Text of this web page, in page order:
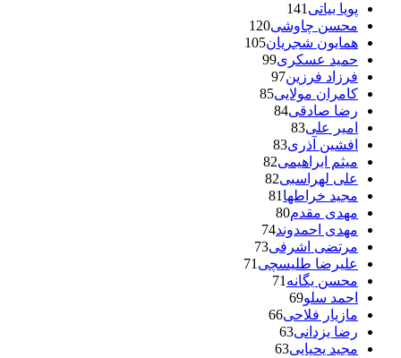
پویا بیاتی 141
محسن چاوشی120
همایون شجریان105
حمید عسکری99
فرزاد فرزین97
کامران مولایی85
رضا صادقی84
امیر علی83
افشین آذری83
میثم ابراهیمی82
علی لهراسبی82
مجید خراطها 81
مهدی مقدم80
مهدی احمدوند74
مرتضی اشرفی73
علیرضا طلیسچی 71
محسن یگانه 71
احمد سلو69
مازیار فلاحی66
رضا یزدانی63
مجید یحیایی63